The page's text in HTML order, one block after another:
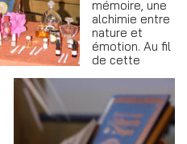
mémoire, une
alchimie entre
nature et
émotion. Au fil
de cette